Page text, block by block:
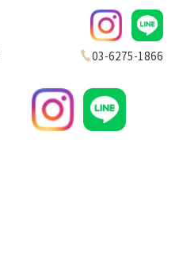
03-6275-1866